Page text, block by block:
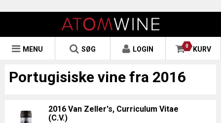
0 KURV
LOGIN
SØG
MENU
Portugisiske vine fra 2016
2016 Van Zeller's, Curriculum Vitae
(C.V.)